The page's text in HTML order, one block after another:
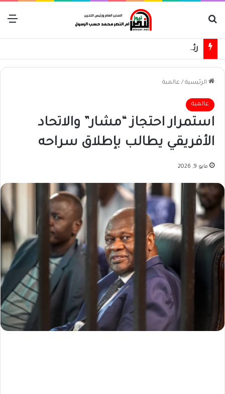
الرئيسية / عالمية
عالمية
استمرار احتجاز “مشار” والاتحاد
الأفريقي يطالب بإطلاق سراحه
مايو 9, 2026